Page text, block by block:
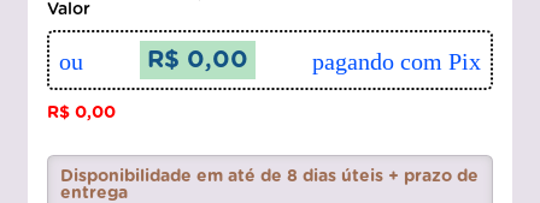
Valor
ou R$ 0,00 pagando com Pix
R$ 0,00
Disponibilidade em até de 8 dias úteis + prazo de
entrega